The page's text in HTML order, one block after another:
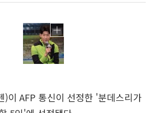
)이 AFP 통신이 선정한 '분데스리가